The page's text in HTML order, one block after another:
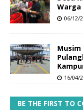
Warga
06/12/
Musim
16/04/
BE THE FIRST TO